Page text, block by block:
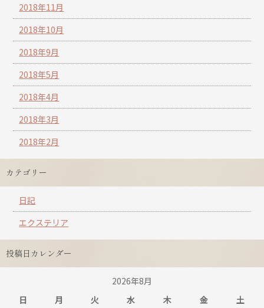
2018年11月
2018年10月
2018年9月
2018年5月
2018年4月
2018年3月
2018年2月
カテゴリー
日記
エクステリア
投稿日カレンダー
2026年8月
日
月 火 水 木 金 土